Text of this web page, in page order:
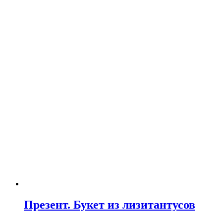
Презент. Букет из лизитантусов